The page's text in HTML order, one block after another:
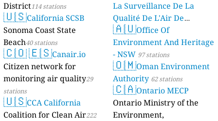
District114 stations
🇺🇸California SCSB
Sonoma Coast State
Beach40 stations
🇨🇴🇪🇸Canair.io
Citizen network for
monitoring air quality29
stations
🇺🇸CCA California
Coalition for Clean Air222
La Surveillance De La
Qualité De L'Air De
Mayotte 4 stations
🇦🇺Office Of
Environment And Heritage
- NSW 97 stations
🇴🇲Oman Environment
Authority 62 stations
🇨🇦Ontario MECP
Ontario Ministry of the
Environment,